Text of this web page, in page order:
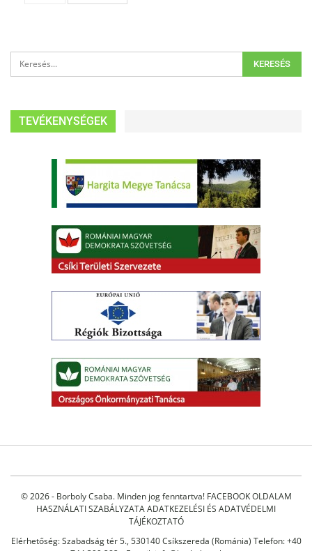
TEVÉKENYSÉGEK
© 2026 - Borboly Csaba. Minden jog fenntartva! FACEBOOK OLDALAM
HASZNÁLATI SZABÁLYZATAADATKEZELÉSI ÉS ADATVÉDELMI
TÁJÉKOZTATÓ
Elérhetőség: Szabadság tér 5., 530140 Csíkszereda (Románia) Telefon: +40